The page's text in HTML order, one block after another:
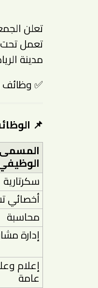
تعلن
مدينة
✅ وظائف
📌
المسمى
سكرتارية
أخصائي
محاسبة
إدارة
إعلام
عامة